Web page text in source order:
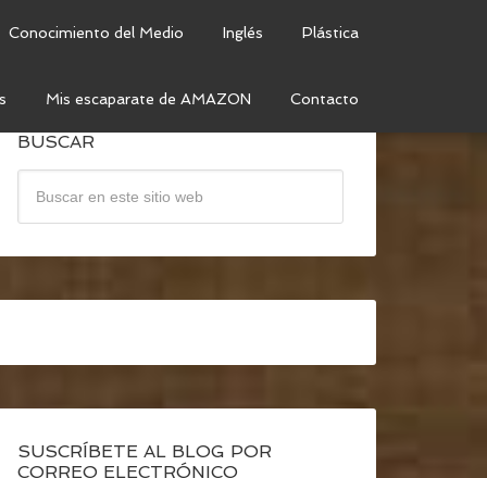
Conocimiento del Medio Inglés Plástica
Mis escaparate de AMAZON Contacto
BUSCAR
SUSCRÍBETE AL BLOG POR
CORREO ELECTRÓNICO